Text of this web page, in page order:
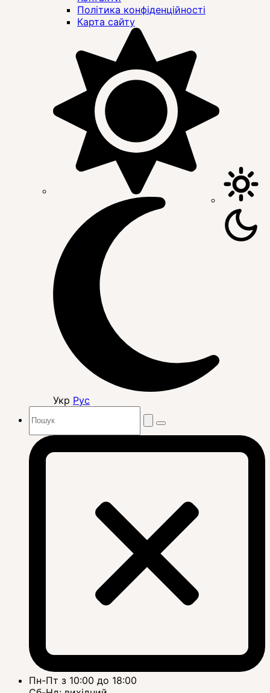
Політика конфіденційності
Карта сайту
Укр Рус
Пн-Пт з 10:00 до 18:00